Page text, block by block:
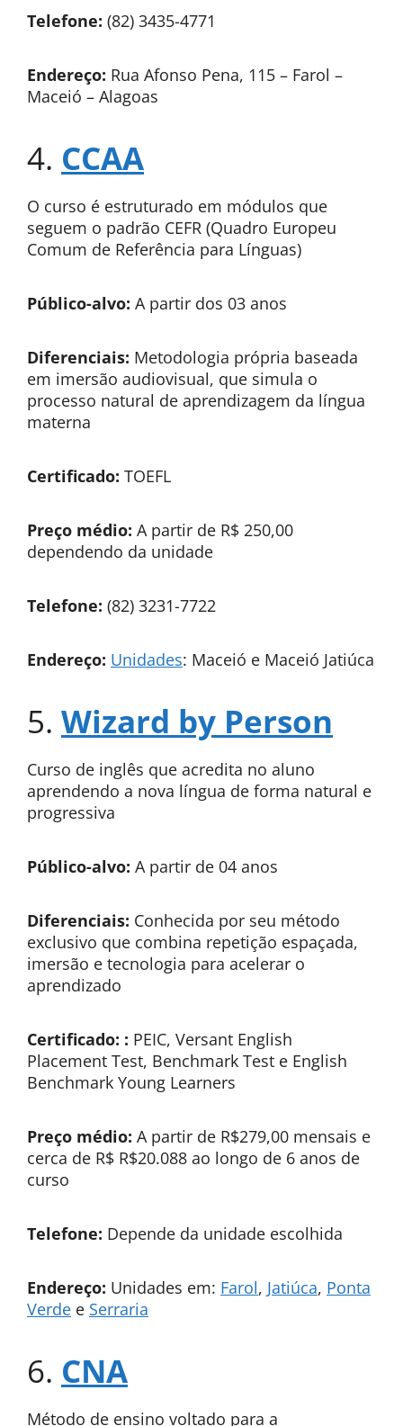
Telefone: (82) 3435-4771
Endereço: Rua Afonso Pena, 115 – Farol –
Maceió – Alagoas
4. CCAA
O curso é estruturado em módulos que
seguem o padrão CEFR (Quadro Europeu
Comum de Referência para Línguas)
Público-alvo: A partir dos 03 anos
Diferenciais: Metodologia própria baseada
em imersão audiovisual, que simula o
processo natural de aprendizagem da língua
materna
Certificado: TOEFL
Preço médio: A partir de R$ 250,00
dependendo da unidade
Telefone: (82) 3231-7722
Endereço: Unidades: Maceió e Maceió Jatiúca
5. Wizard by Person
Curso de inglês que acredita no aluno
aprendendo a nova língua de forma natural e
progressiva
Público-alvo: A partir de 04 anos
Diferenciais: Conhecida por seu método
exclusivo que combina repetição espaçada,
imersão e tecnologia para acelerar o
aprendizado
Certificado: : PEIC, Versant English
Placement Test, Benchmark Test e English
Benchmark Young Learners
Preço médio: A partir de R$279,00 mensais e
cerca de R$ R$20.088 ao longo de 6 anos de
curso
Telefone: Depende da unidade escolhida
Endereço: Unidades em: Farol, Jatiúca, Ponta
Verde e Serraria
6. CNA
Método de ensino voltado para a